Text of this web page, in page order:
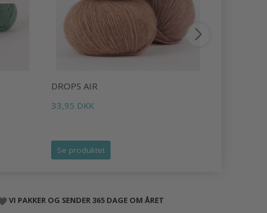
DROPS AIR
33,95 DKK
Se produktet
VI PAKKER OG SENDER 365 DAGE OM ÅRET